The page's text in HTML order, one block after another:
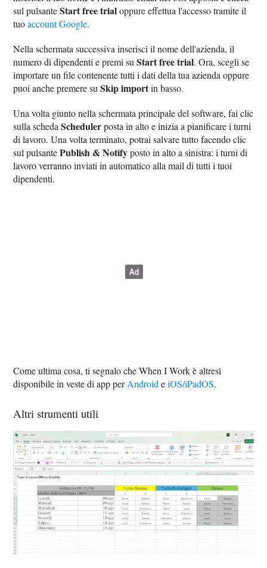
sul pulsanteStart free trialoppure effettua l'accesso tramite il
tuoaccount Google.
Nella schermata successiva inserisci il nome dell'azienda, il
numero di dipendenti e premi suStart free trial. Ora, scegli se
importare un file contenente tutti i dati della tua azienda oppure
puoi anche premere suSkip importin basso.
Una volta giunto nella schermata principale del software, fai clic
sulla schedaSchedulerposta in alto e inizia a pianificare i turni
di lavoro. Una volta terminato, potrai salvare tutto facendo clic
sul pulsantePublish & Notifyposto in alto a sinistra: i turni di
lavoro verranno inviati in automatico alla mail di tutti i tuoi
dipendenti.
Come ultima cosa, ti segnalo che When I Work è altresì
disponibile in veste di app perAndroid eiOS/iPadOS.
Altri strumenti utili